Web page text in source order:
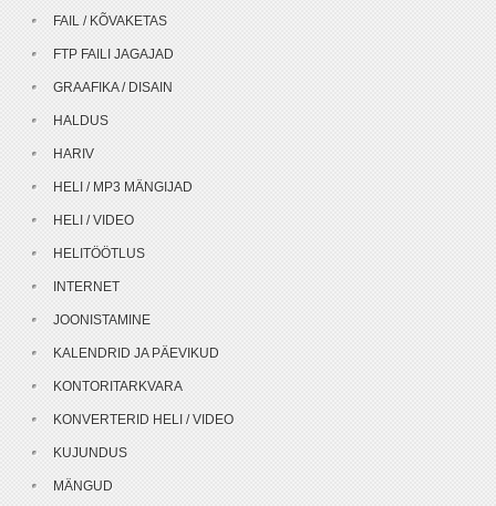
FAIL / KÕVAKETAS
FTP FAILI JAGAJAD
GRAAFIKA / DISAIN
HALDUS
HARIV
HELI / MP3 MÄNGIJAD
HELI / VIDEO
HELITÖÖTLUS
INTERNET
JOONISTAMINE
KALENDRID JA PÄEVIKUD
KONTORITARKVARA
KONVERTERID HELI / VIDEO
KUJUNDUS
MÄNGUD